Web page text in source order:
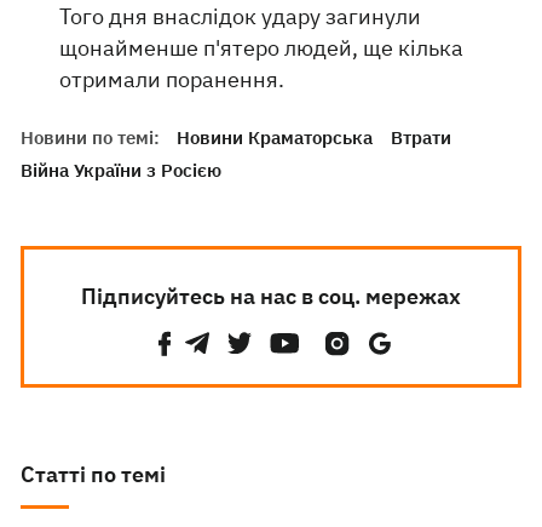
Того дня внаслідок удару загинули
щонайменше п'ятеро людей, ще кілька
отримали поранення.
Новини по темі: Новини Краматорська
Втрати
Війна України з Росією
Підписуйтесь на нас в соц. мережах
Статті по темі